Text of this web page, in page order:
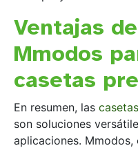
Ventajas
Mmodos
casetas
En resumen, las
son soluciones
aplicaciones.